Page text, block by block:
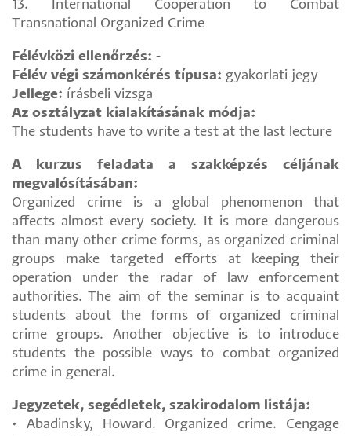
13. International Cooperation to Combat
Transnational Organized Crime
Félévközi ellenőrzés: -
Félév végi számonkérés típusa: gyakorlati jegy
Jellege: írásbeli vizsga
Az osztályzat kialakításának módja:
The students have to write a test at the last lecture
A kurzus feladata a szakképzés céljának
megvalósításában:
Organized crime is a global phenomenon that
affects almost every society. It is more dangerous
than many other crime forms, as organized criminal
groups make targeted efforts at keeping their
operation under the radar of law enforcement
authorities. The aim of the seminar is to acquaint
students about the forms of organized criminal
crime groups. Another objective is to introduce
students the possible ways to combat organized
crime in general.
Jegyzetek, segédletek, szakirodalom listája:
• Abadinsky, Howard. Organized crime. Cengage